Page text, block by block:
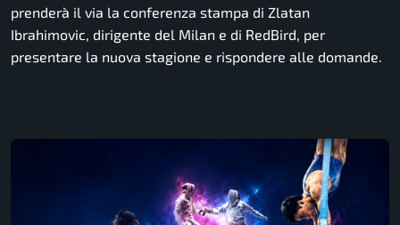
prenderà il via la conferenza stampa di Zlatan
Ibrahimovic, dirigente del Milan e di RedBird, per
presentare la nuova stagione e rispondere alle domande.